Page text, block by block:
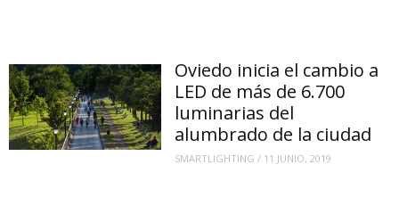
Oviedo inicia el cambio a
LED de más de 6.700
luminarias del
alumbrado de la ciudad
SMARTLIGHTING / 11 JUNIO, 2019